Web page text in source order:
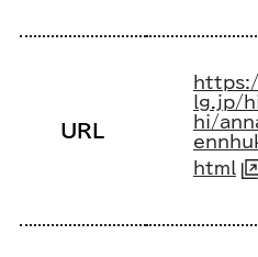
URL
lg.jp/
hi/
html